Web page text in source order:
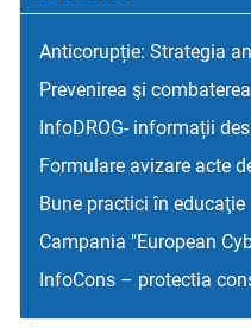
Anticorupție: Strategia
Prevenirea şi
InfoDROG- informații
Formulare avizare acte
Bune practici în educaţie
Campania "European
InfoCons – protectia